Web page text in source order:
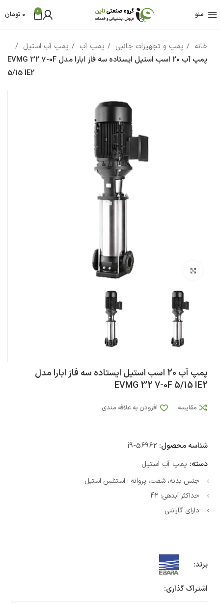
منو 0
0 تومان
خانه پمپ و تجهیزات جانبی پمپ آب
پمپ آب استیل
پمپ آب 20 اسب استيل ایستاده سه فاز ابارا مدل EVMG 32 7-0F
5/15 IE2
پمپ آب 20 اسب استيل ایستاده سه فاز ابارا مدل
EVMG 32 7-0F 5/15 IE2
مقایسه افزودن به علاقه مندی
شناسه محصول: i9-56962
دسته: پمپ آب استیل
جنس بدنه، شفت، پروانه : استنلس استیل
حداکثر آبدهی: 42
دارای گارانتی
برند:
اشتراک گذاری: